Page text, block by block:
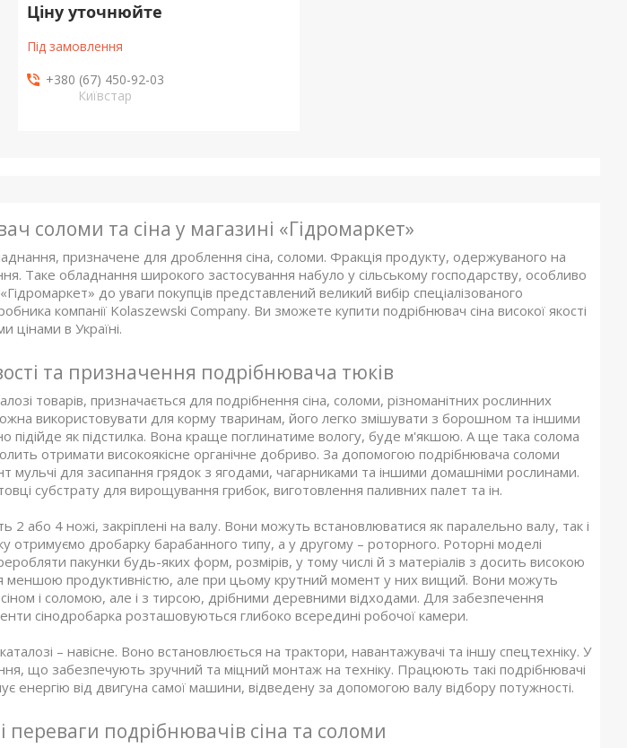
Ціну уточнюйте
Під замовлення
+380 (67) 450-92-03
Київстар
соломи та сіна у магазині «Гідромаркет»
призначене для дроблення сіна, соломи. Фракція продукту, одержуваного на
Таке обладнання широкого застосування набуло у сільському господарству, особливо
до уваги покупців представлений великий вибір спеціалізованого
компанії Kolaszewski Company. Ви зможете купити подрібнювач сіна високої якості
цінами в Україні.
та призначення подрібнювача тюків
товарів, призначається для подрібнення сіна, соломи, різноманітних рослинних
використовувати для корму тваринам, його легко змішувати з борошном та іншими
підійде як підстилка. Вона краще поглинатиме вологу, буде м'якшою. А ще така солома
отримати високоякісне органічне добриво. За допомогою подрібнювача соломи
мульчі для засипання грядок з ягодами, чагарниками та іншими домашніми рослинами.
субстрату для вирощування грибок, виготовлення паливних палет та ін.
2 або 4 ножі, закріплені на валу. Вони можуть встановлюватися як паралельно валу, так і
дробарку барабанного типу, а у другому – роторного. Роторні моделі
пакунки будь-яких форм, розмірів, у тому числі й з матеріалів з досить високою
меншою продуктивністю, але при цьому крутний момент у них вищий. Вони можуть
і соломою, але і з тирсою, дрібними деревними відходами. Для забезпечення
сінодробарка розташовуються глибоко всередині робочої камери.
– навісне. Воно встановлюється на трактори, навантажувачі та іншу спецтехніку. У
що забезпечують зручний та міцний монтаж на техніку. Працюють такі подрібнювачі
енергію від двигуна самої машини, відведену за допомогою валу відбору потужності.
переваги подрібнювачів сіна та соломи